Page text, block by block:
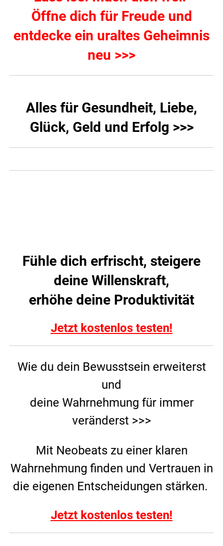
Öffne dich für Freude und
entdecke ein uraltes Geheimnis
neu >>>
Alles für Gesundheit, Liebe,
Glück, Geld und Erfolg >>>
Fühle dich erfrischt, steigere
deine Willenskraft,
erhöhe deine Produktivität
Jetzt kostenlos testen!
Wie du dein Bewusstsein erweiterst
und
deine Wahrnehmung für immer
veränderst >>>
Mit Neobeats zu einer klaren
Wahrnehmung finden und Vertrauen in
die eigenen Entscheidungen stärken.
Jetzt kostenlos testen!